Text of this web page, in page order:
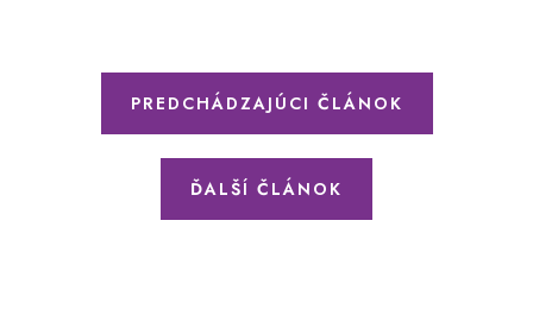
PREDCHÁDZAJÚCI ČLÁNOK
ĎALŠÍ ČLÁNOK